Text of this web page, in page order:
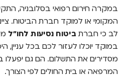
במקרה חירום רפואי בסלובניה,
המקומי או למוקד חברת הביטוח.
לב כי חברת ביטוח נסיעות לחו"ל
במוקד יוכלו לעזור לכם בכל עניין,
מסדירים את התשלום. הם גם
המרפאה או בית החולים לפי הצורך.